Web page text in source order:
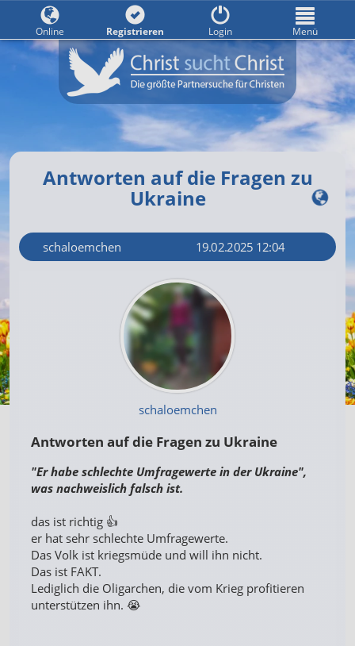
Antworten auf die Fragen zu
Ukraine
schaloemchen 19.02.2025 12:04
schaloemchen
Antworten auf die Fragen zu Ukraine
"Er habe schlechte Umfragewerte in der Ukraine",
was nachweislich falsch ist.
das ist richtig 👍
er hat sehr schlechte Umfragewerte.
Das Volk ist kriegsmüde und will ihn nicht.
Das ist FAKT.
Lediglich die Oligarchen, die vom Krieg profitieren
unterstützen ihn. 😭
Online Registrieren Login Menü